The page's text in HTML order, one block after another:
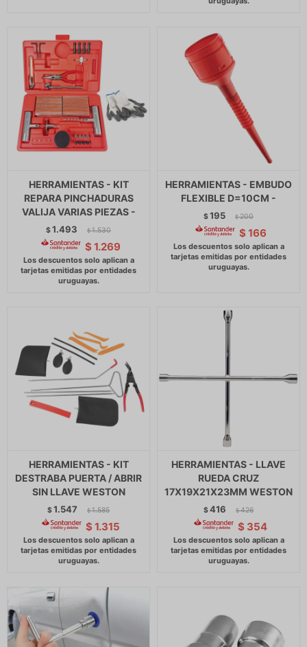
HERRAMIENTAS - KIT
REPARA PINCHADURAS
VALIJA VARIAS PIEZAS -
$1.493 $ 1.530
$ 1.269
HERRAMIENTAS - EMBUDO
FLEXIBLE D=10CM -
$195 $ 200
$ 166
HERRAMIENTAS - KIT
DESTRABA PUERTA / ABRIR
SIN LLAVE WESTON
$1.547 $ 1.585
$ 1.315
HERRAMIENTAS - LLAVE
RUEDA CRUZ
17X19X21X23MM WESTON
$416 $ 426
$ 354